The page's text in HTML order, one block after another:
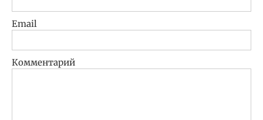
Email
Комментарий